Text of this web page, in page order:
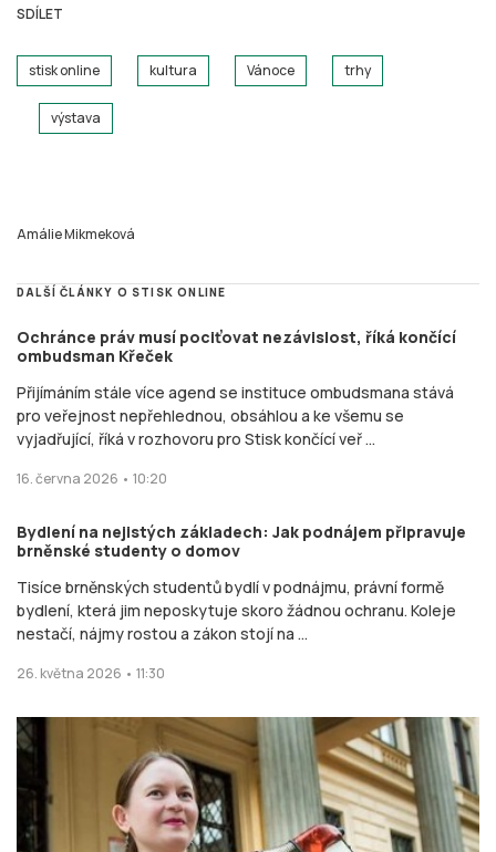
SDÍLET
stisk online kultura Vánoce trhy
výstava
Amálie Mikmeková
DALŠÍ ČLÁNKY O STISK ONLINE
Ochránce práv musí pociťovat nezávislost, říká končící
ombudsman Křeček
Přijímáním stále více agend se instituce ombudsmana stává
pro veřejnost nepřehlednou, obsáhlou a ke všemu se
vyjadřující, říká v rozhovoru pro Stisk končící veř ...
16. června 2026 • 10:20
Bydlení na nejistých základech: Jak podnájem připravuje
brněnské studenty o domov
Tisíce brněnských studentů bydlí v podnájmu, právní formě
bydlení, která jim neposkytuje skoro žádnou ochranu. Koleje
nestačí, nájmy rostou a zákon stojí na ...
26. května 2026 • 11:30